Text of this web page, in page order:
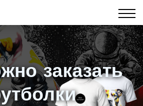
заказать